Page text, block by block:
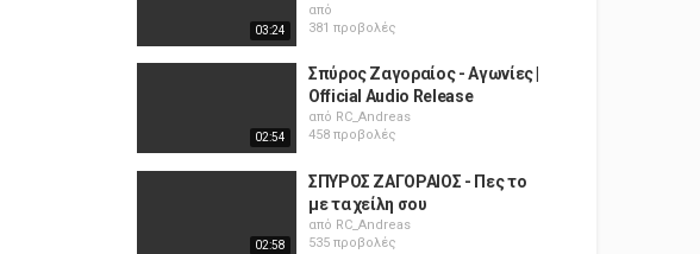
03:24
από
381 προβολές
02:54
Σπύρος Ζαγοραίος - Αγωνίες |
Official Audio Release
από RC_Andreas
458 προβολές
02:58
ΣΠΥΡΟΣ ΖΑΓΟΡΑΙΟΣ - Πες το
με τα χείλη σου
από RC_Andreas
535 προβολές